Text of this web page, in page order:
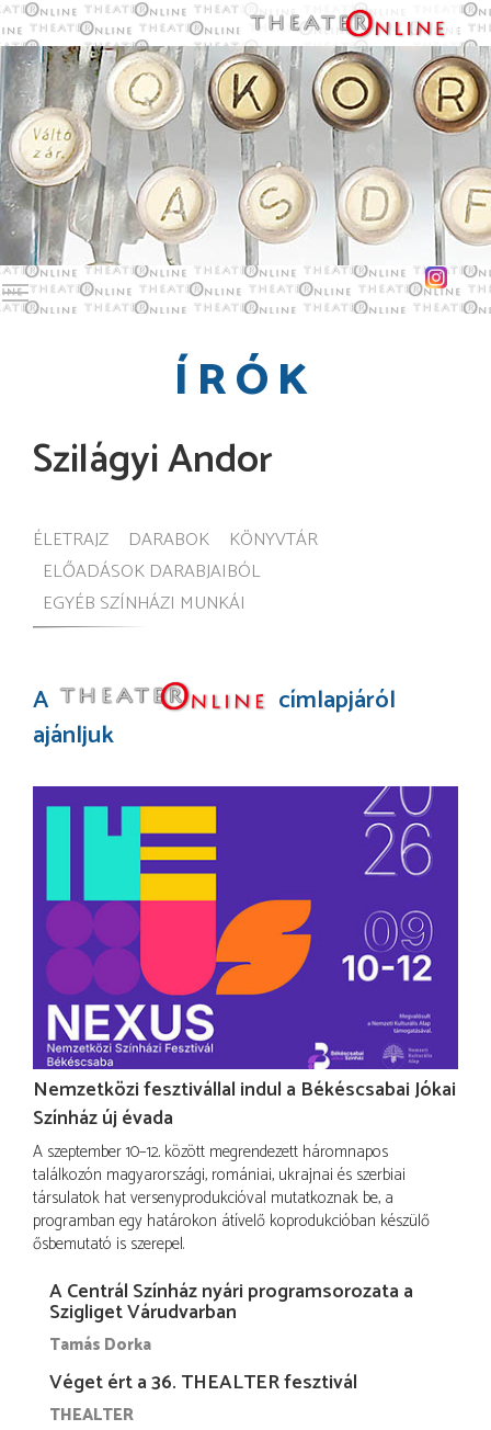
Toggle main menu visibility
ÍRÓK
Szilágyi Andor
ÉLETRAJZ DARABOK
KÖNYVTÁR
ELŐADÁSOK DARABJAIBÓL
EGYÉB SZÍNHÁZI MUNKÁI
A
címlapjáról
ajánljuk
Nemzetközi fesztivállal indul a Békéscsabai Jókai
Színház új évada
A szeptember 10–12. között megrendezett háromnapos
találkozón magyarországi, romániai, ukrajnai és szerbiai
társulatok hat versenyprodukcióval mutatkoznak be, a
programban egy határokon átívelő koprodukcióban készülő
ősbemutató is szerepel.
A Centrál Színház nyári programsorozata a
Szigliget Várudvarban
Tamás Dorka
Véget ért a 36. THEALTER fesztivál
THEALTER